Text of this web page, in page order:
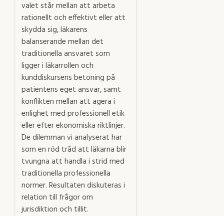
valet står mellan att arbeta
rationellt och effektivt eller att
skydda sig, läkarens
balanserande mellan det
traditionella ansvaret som
ligger i läkarrollen och
kunddiskursens betoning på
patientens eget ansvar, samt
konflikten mellan att agera i
enlighet med professionell etik
eller efter ekonomiska riktlinjer.
De dilemman vi analyserat har
som en röd tråd att läkarna blir
tvungna att handla i strid med
traditionella professionella
normer. Resultaten diskuteras i
relation till frågor om
jurisdiktion och tillit.